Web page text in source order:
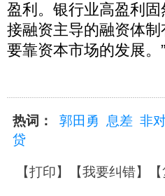
盈利。银行业高盈利
接融资主导的融资体
要靠资本市场的发展。”
热词： 郭田勇 息差 非
贷
【打印】【我要纠错】【